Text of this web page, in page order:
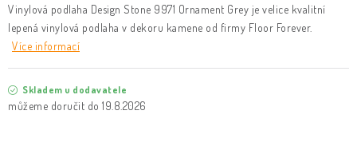
Vinylová podlaha Design Stone 9971 Ornament Grey je velice kvalitní
lepená vinylová podlaha v dekoru kamene od firmy Floor Forever.
Více informací
Skladem u dodavatele
19.8.2026